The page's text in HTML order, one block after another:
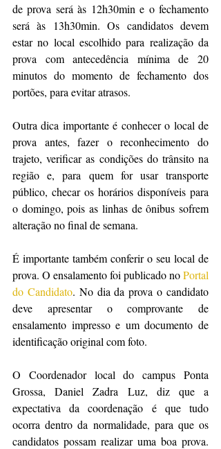
de prova será às 12h30min e o fechamento
será às 13h30min. Os candidatos devem
estar no local escolhido para realização da
prova com antecedência mínima de 20
minutos do momento de fechamento dos
portões, para evitar atrasos.
Outra dica importante é conhecer o local de
prova antes, fazer o reconhecimento do
trajeto, verificar as condições do trânsito na
região e, para quem for usar transporte
público, checar os horários disponíveis para
o domingo, pois as linhas de ônibus sofrem
alteração no final de semana.
É importante também conferir o seu local de
prova. O ensalamento foi publicado no Portal
do Candidato. No dia da prova o candidato
deve apresentar o comprovante de
ensalamento impresso e um documento de
identificação original com foto.
O Coordenador local do campus Ponta
Grossa, Daniel Zadra Luz, diz que a
expectativa da coordenação é que tudo
ocorra dentro da normalidade, para que os
candidatos possam realizar uma boa prova.